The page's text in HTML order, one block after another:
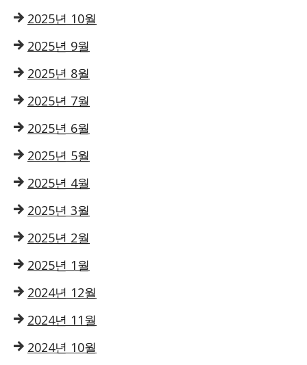
2025년 10월
2025년 9월
2025년 8월
2025년 7월
2025년 6월
2025년 5월
2025년 4월
2025년 3월
2025년 2월
2025년 1월
2024년 12월
2024년 11월
2024년 10월